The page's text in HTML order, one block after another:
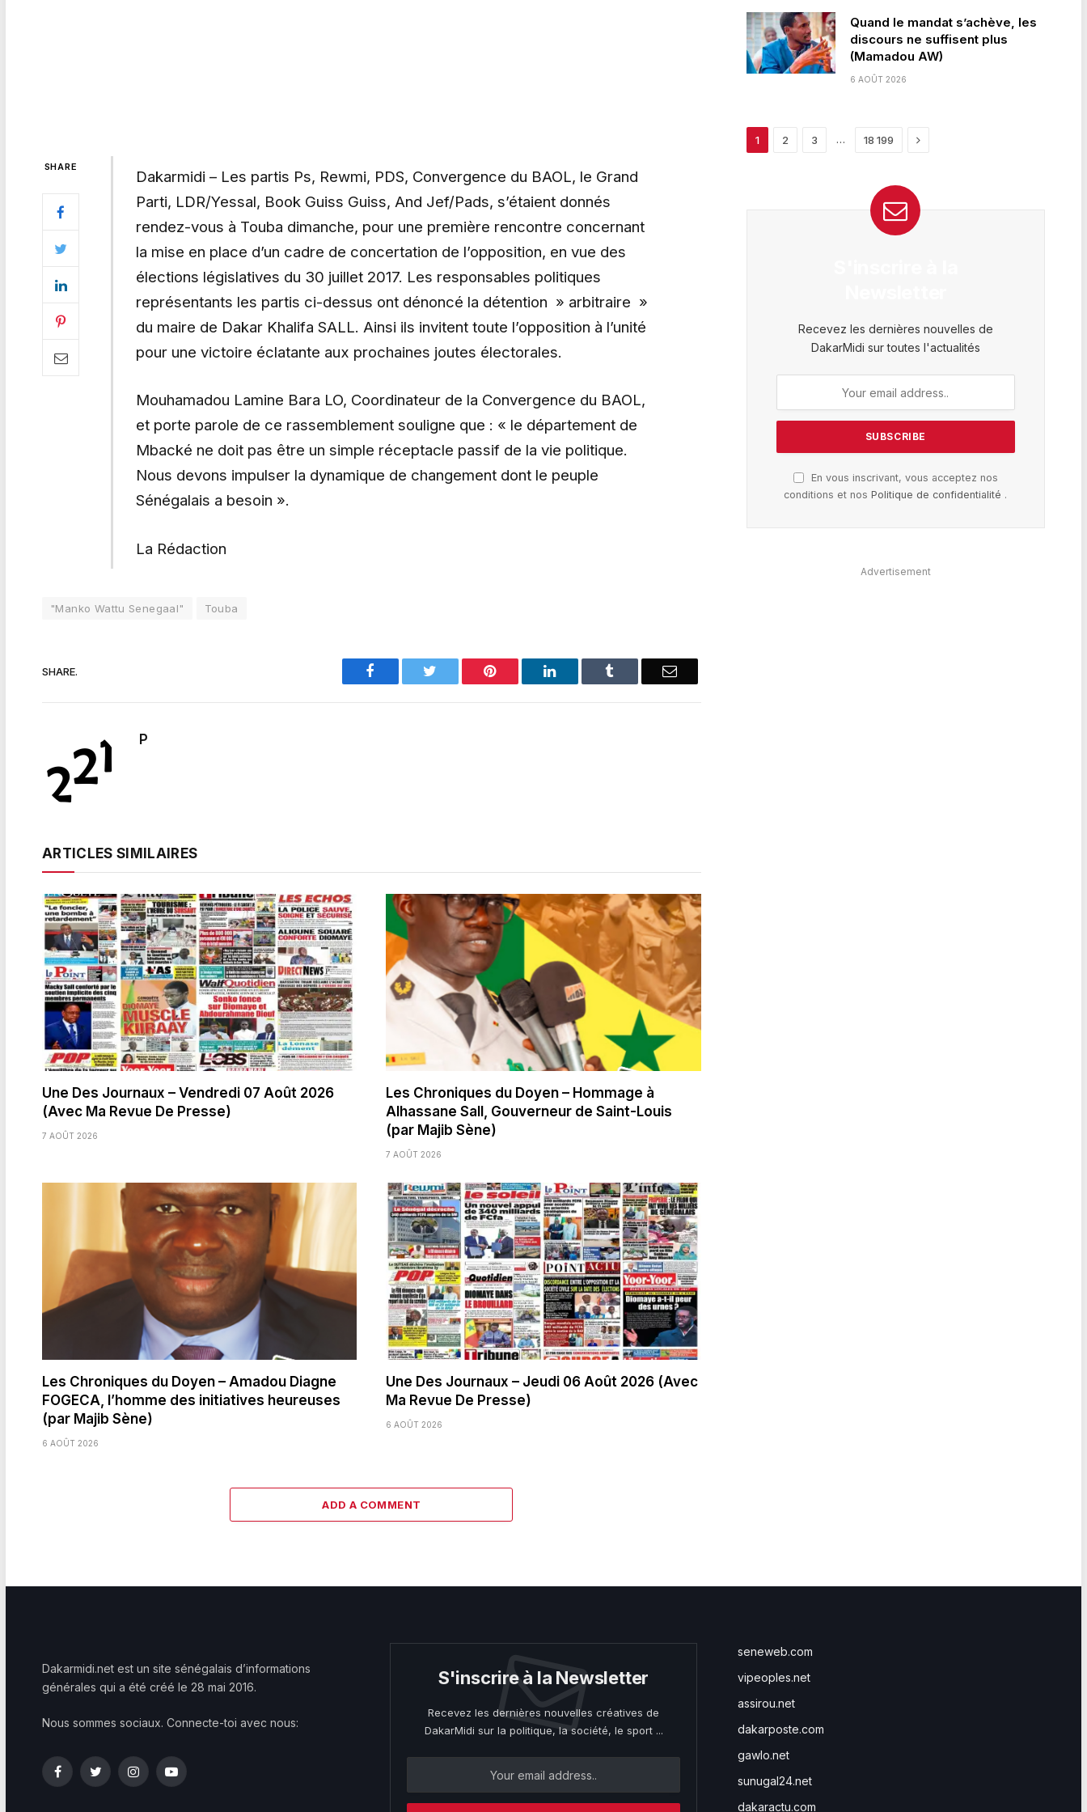
SHARE
Dakarmidi – Les partis Ps, Rewmi, PDS, Convergence du BAOL, le Grand
Parti, LDR/Yessal, Book Guiss Guiss, And Jef/Pads, s’étaient donnés
rendez-vous à Touba dimanche, pour une première rencontre concernant
la mise en place d’un cadre de concertation de l’opposition, en vue des
élections législatives du 30 juillet 2017. Les responsables politiques
représentants les partis ci-dessus ont dénoncé la détention » arbitraire »
du maire de Dakar Khalifa SALL. Ainsi ils invitent toute l’opposition à l’unité
pour une victoire éclatante aux prochaines joutes électorales.
Mouhamadou Lamine Bara LO, Coordinateur de la Convergence du BAOL,
et porte parole de ce rassemblement souligne que : « le département de
Mbacké ne doit pas être un simple réceptacle passif de la vie politique.
Nous devons impulser la dynamique de changement dont le peuple
Sénégalais a besoin ».
La Rédaction
"Manko Wattu Senegaal" Touba
SHARE. Facebook Pinterest LinkedIn Email
P
ARTICLES SIMILAIRES
Une Des Journaux – Vendredi 07 Août 2026
(Avec Ma Revue De Presse)
7 AOÛT 2026
Les Chroniques du Doyen – Hommage à
Alhassane Sall, Gouverneur de Saint-Louis
(par Majib Sène)
7 AOÛT 2026
Les Chroniques du Doyen – Amadou Diagne
FOGECA, l’homme des initiatives heureuses
(par Majib Sène)
6 AOÛT 2026
Une Des Journaux – Jeudi 06 Août 2026 (Avec
Ma Revue De Presse)
6 AOÛT 2026
ADD A COMMENT
Quand le mandat s’achève, les
discours ne suffisent plus
(Mamadou AW)
6 AOÛT 2026
1 2 3 … 18 199 Next
Recevez les dernières nouvelles de
DakarMidi sur toutes l'actualités
En vous inscrivant, vous acceptez nos
conditions et nosPolitique de confidentialité .
Advertisement
Dakarmidi.net est un site sénégalais d’informations
générales qui a été créé le 28 mai 2016.
Nous sommes sociaux. Connecte-toi avec nous:
FacebookTwitterInstagramYouTube
S'inscrire à la Newsletter
Recevez les dernières nouvelles créatives de
DakarMidi sur la politique, la société, le sport ...
seneweb.com
vipeoples.net
assirou.net
dakarposte.com
gawlo.net
sunugal24.net
dakaractu.com